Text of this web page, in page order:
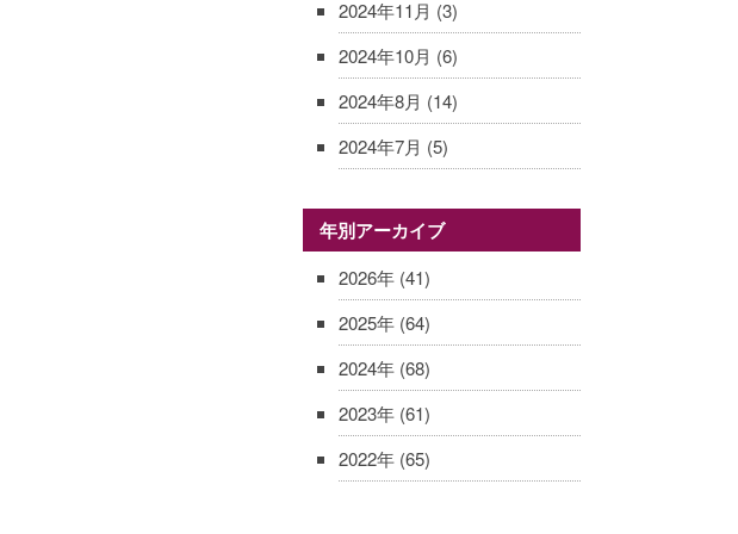
2024年11月 (3)
2024年10月 (6)
2024年8月 (14)
2024年7月 (5)
年別アーカイブ
2026年(41)
2025年(64)
2024年(68)
2023年(61)
2022年(65)